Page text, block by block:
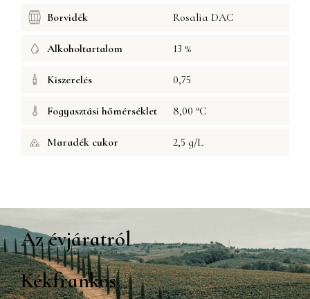
Borvidék Rosalia DAC
Alkoholtartalom 13 %
Kiszerelés 0,75
Fogyasztási hőmérséklet 8,00 °C
Maradék cukor 2,5 g/L
Az évjáratról
Kékfrankos